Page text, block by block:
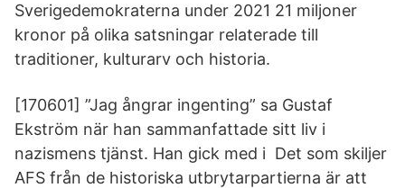
Sverigedemokraterna under 2021 21 miljoner
kronor på olika satsningar relaterade till
traditioner, kulturarv och historia.
[170601] ”Jag ångrar ingenting” sa Gustaf
Ekström när han sammanfattade sitt liv i
nazismens tjänst. Han gick med i Det som skiljer
AFS från de historiska utbrytarpartierna är att